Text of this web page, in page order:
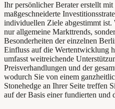
Ihr persönlicher Berater erstellt
maßgeschneiderte
individuellen Ziele abgestimmt
nur allgemeine Markttrends,
Besonderheiten der einzelnen
Einfluss auf die Wertentwicklung
umfasst weitreichende
Preisverhandlungen und der
wodurch Sie von einem
Stonehedge an Ihrer Seite treffen
auf der Basis einer fundierten und